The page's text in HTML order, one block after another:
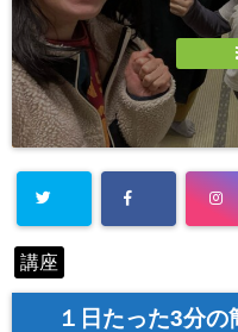
講座
１日たった3分の